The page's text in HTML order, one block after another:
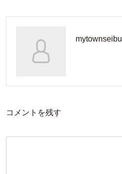
mytownseibu
コメントを残す